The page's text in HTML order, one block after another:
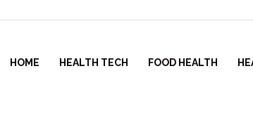
HOME HEALTH TECH FOOD HEALTH